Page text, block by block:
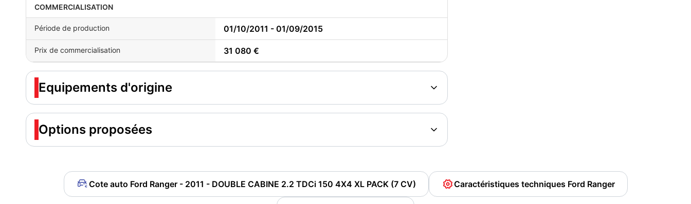
COMMERCIALISATION
Période de production 01/10/2011 - 01/09/2015
Prix de commercialisation 31 080 €
Equipements d'origine
Options proposées
Cote auto Ford Ranger - 2011 - DOUBLE CABINE 2.2 TDCi 150 4X4 XL PACK (7 CV) Caractéristiques techniques Ford Ranger